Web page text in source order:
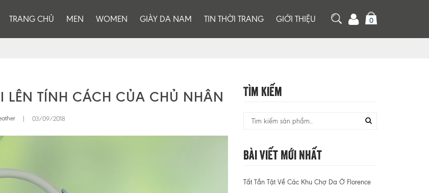
TRANG CHỦ MEN WOMEN GIÀY DA NAM TIN THỜI TRANG GIỚI THIỆU 0
LÊN TÍNH CÁCH CỦA CHỦ NHÂN
03/09/2018
Tìm Kiếm
Bài Viết Mới Nhất
Tất Tần Tật Về Các Khu Chợ Da Ở Florence